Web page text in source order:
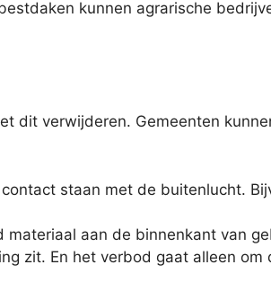
kunnen agrarische
dit verwijderen. Gemeenten
staan met de buitenlucht.
aan de binnenkant van
zit. En het verbod gaat alleen